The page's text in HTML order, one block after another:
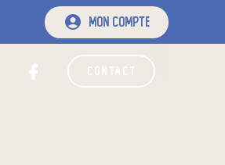
mon compte
contact